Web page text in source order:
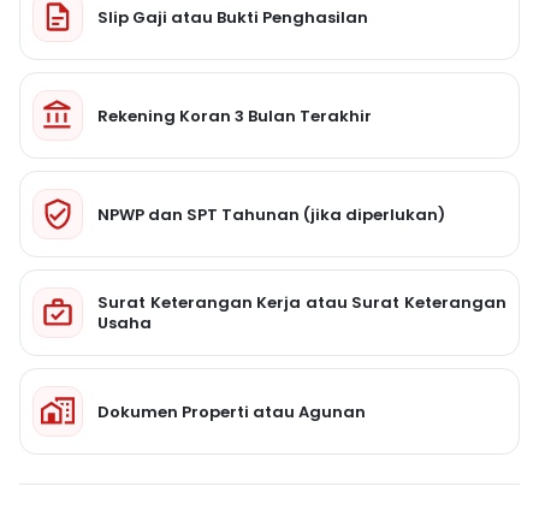
Slip Gaji atau Bukti Penghasilan
Rekening Koran 3 Bulan Terakhir
NPWP dan SPT Tahunan (jika diperlukan)
Surat Keterangan Kerja atau Surat Keterangan
Usaha
Dokumen Properti atau Agunan